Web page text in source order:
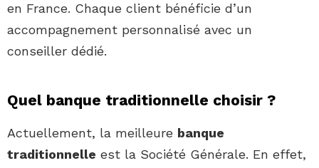
en France. Chaque client bénéficie d’un
accompagnement personnalisé avec un
conseiller dédié.
Quel banque traditionnelle choisir ?
Actuellement, la meilleure banque
traditionnelle est la Société Générale. En effet,